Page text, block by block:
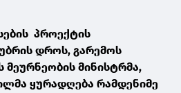
პროექტის
დროს, გარემოს
მინისტრმა,
ყურადღება რამდენიმე